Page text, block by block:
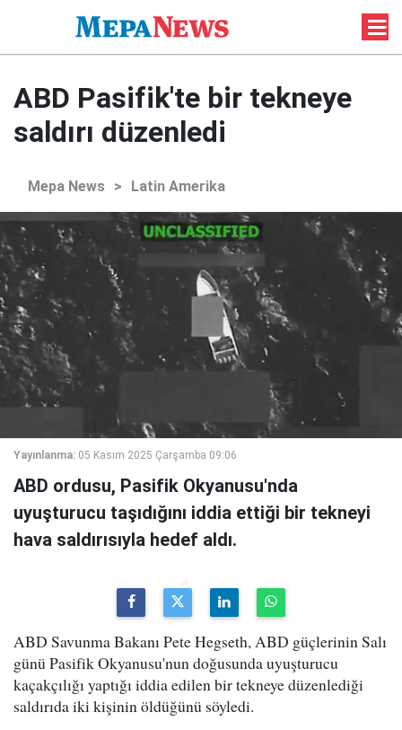
ABD Pasifik'te bir tekneye
saldırı düzenledi
Mepa News > Latin Amerika
Yayınlanma: 05 Kasım 2025 Çarşamba 09:06
ABD ordusu, Pasifik Okyanusu'nda
uyuşturucu taşıdığını iddia ettiği bir tekneyi
hava saldırısıyla hedef aldı.
ABD Savunma Bakanı Pete Hegseth, ABD güçlerinin Salı
günü Pasifik Okyanusu'nun doğusunda uyuşturucu
kaçakçılığı yaptığı iddia edilen bir tekneye düzenlediği
saldırıda iki kişinin öldüğünü söyledi.